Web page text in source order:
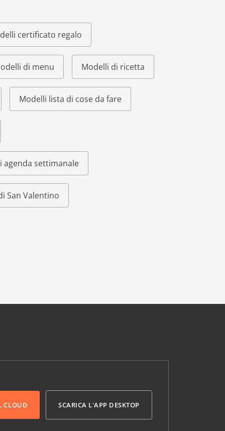
certificato regalo
di menu Modelli di ricetta
Modelli lista di cose da fare
agenda settimanale
San Valentino
CLOUD SCARICA L'APP DESKTOP